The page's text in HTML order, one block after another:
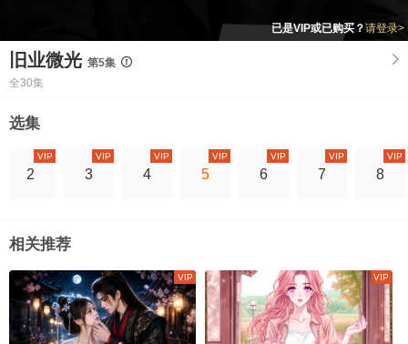
已是VIP或已购买？请登录>
旧业微光 第5集
全30集
选集
2
VIP
3
VIP
4
VIP
5
VIP
6
VIP
7
VIP
8
VIP
相关推荐